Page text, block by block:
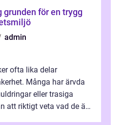
admin
ofta lika delar
Många har ärvda
eller trasiga
att riktigt veta vad de är